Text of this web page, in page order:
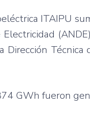
ITAIPU
Técnica
GWh fueron